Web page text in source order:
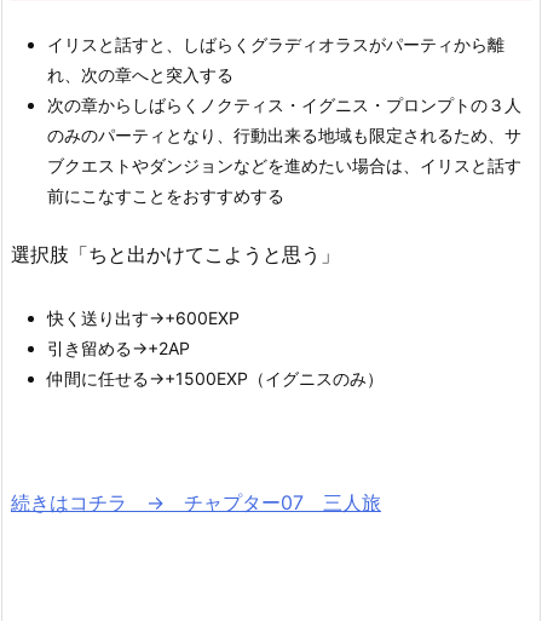
イリスと話すと、しばらくグラディオラスがパーティから離
れ、次の章へと突入する
次の章からしばらくノクティス・イグニス・プロンプトの３人
のみのパーティとなり、行動出来る地域も限定されるため、サ
ブクエストやダンジョンなどを進めたい場合は、イリスと話す
前にこなすことをおすすめする
選択肢「ちと出かけてこようと思う」
快く送り出す→+600EXP
引き留める→+2AP
仲間に任せる→+1500EXP（イグニスのみ）
続きはコチラ → チャプター07 三人旅